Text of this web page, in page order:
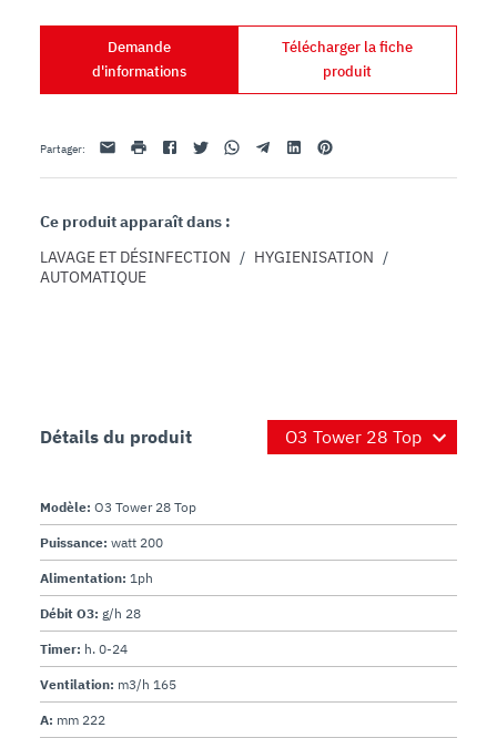
Demande
d'informations
Télécharger la fiche
produit
Partager: Email imprimerFacebookTwitterWhatsappTelegramLinkedinPinterest
Ce produit apparaît dans :
LAVAGE ET DÉSINFECTION / HYGIENISATION /
AUTOMATIQUE
Détails du produit
Modèle: O3 Tower 28 Top
Puissance: watt 200
Alimentation: 1ph
Débit O3: g/h 28
Timer: h. 0-24
Ventilation: m3/h 165
A: mm 222